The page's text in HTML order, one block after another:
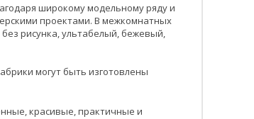
широкому модельному ряду и
проектами. В межкомнатных
рисунка, ультабелый, бежевый,
могут быть изготовлены
красивые, практичные и